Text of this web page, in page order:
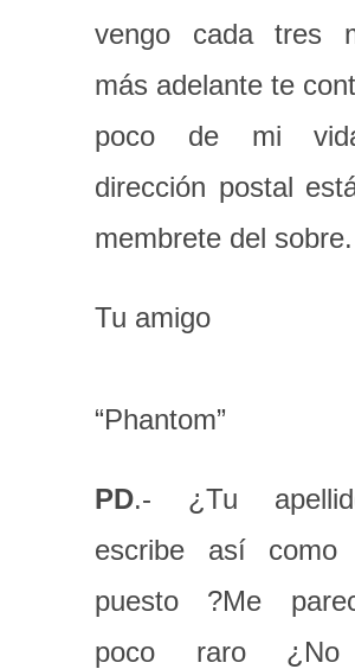
vengo cada tres
más adelante te
poco de mi
dirección postal
membrete del sobre.
Tu amigo
“Phantom”
PD.- ¿Tu
escribe así
puesto ?Me
poco raro ¿No